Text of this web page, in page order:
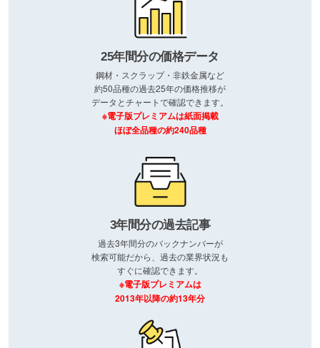
25年間分の価格データ
鋼材・スクラップ・非鉄金属など
約50品種の過去25年の価格推移が
データとチャートで確認できます。
※電子版プレミアムは紙面掲載
ほぼ全品種の約240品種
3年間分の過去記事
過去3年間分のバックナンバーが
検索可能だから、過去の業界状況も
すぐに確認できます。
※電子版プレミアムは
2013年以降の約13年分